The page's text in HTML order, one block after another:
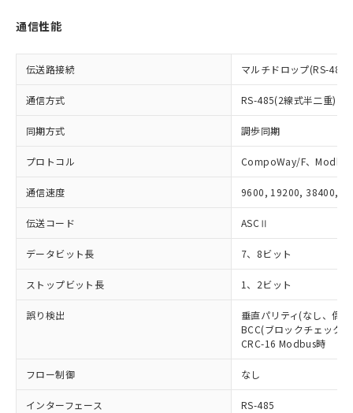
通信性能
伝送路接続 マルチドロップ(RS-485)
通信方式 RS-485(2線式半二重)
同期方式 調歩同期
プロトコル CompoWay/F、Modbus
通信速度 9600, 19200, 38400,
伝送コード ASCⅡ
データビット長 7、8ビット
ストップビット長 1、2ビット
誤り検出
垂直パリティ(なし、偶
BCC(ブロックチェック
CRC-16 Modbus時
フロー制御 なし
インターフェース RS-485
荷製品に未対応品が混在することから備考
欄に対応日を記載しておりました。
既に当社にて対応品への在庫切替を完了
していることから、特段のことがない限
り、2022年1月12日より割愛しておりま
す。